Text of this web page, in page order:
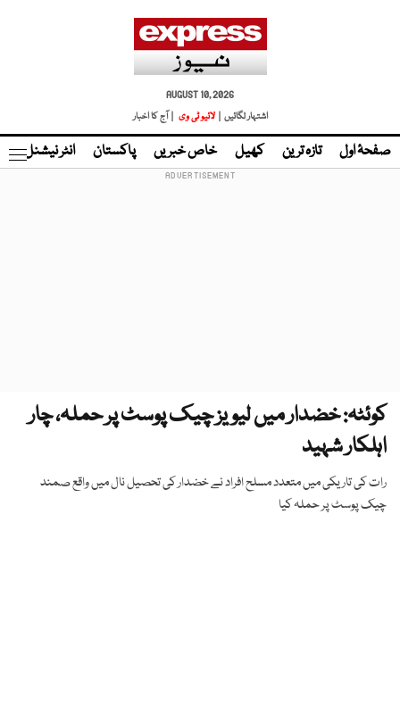
AUGUST 10, 2026
اشتہار لگائیں |
لائیو ٹی وی | آج کا اخبار
صفحۂ اول تازہ ترین کھیل خاص خبریں پاکستان انٹر نیشنل
کوئٹہ: خضدار میں لیویز چیک پوسٹ پر حملہ، چار
اہلکار شہید
رات کی تاریکی میں متعدد مسلح افراد نے خضدار کی تحصیل نال میں واقع صمند
چیک پوسٹ پر حملہ کیا